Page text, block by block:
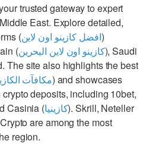
trusted gateway to expert
East. Explore detailed,
(افضل كازينو اون لاين)
(كازينو اون لاين البحرين), Saudi
The site also highlights the best
مكافآت) and showcases
deposits, including 10bet,
Casinia (كازينيا). Skrill, Neteller
are among the most
region.